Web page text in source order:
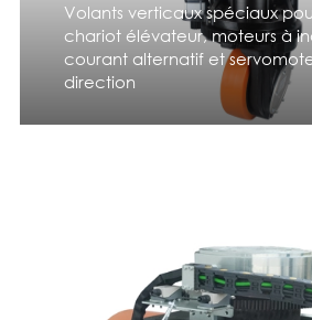
Volants verticaux spéciaux
chariot élévateur, moteurs à
courant alternatif et
direction